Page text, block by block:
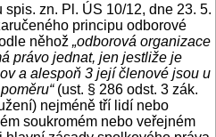
zn. Pl. ÚS 10/12, dne 23. 5.
principu odborové
něhož „odborová organizace
právo jednat, jen jestliže je
a alespoň 3 její členové jsou u
(ust. § 286 odst. 3 zák.
nejméně tří lidí nebo
soukromém nebo veřejném